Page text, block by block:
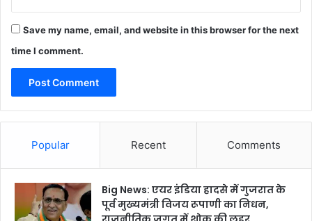
Save my name, email, and website in this browser for the next
time I comment.
Popular Recent Comments
Big News: एयर इंडिया हादसे में गुजरात के
पूर्व मुख्यमंत्री विजय रूपाणी का निधन,